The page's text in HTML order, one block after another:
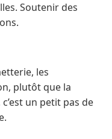
Soutenir des
les
plutôt que la
un petit pas de